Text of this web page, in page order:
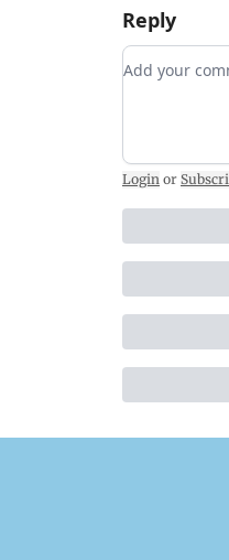
Reply
Add your
Login or